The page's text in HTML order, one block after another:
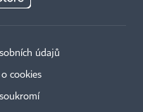
údajů
cookies